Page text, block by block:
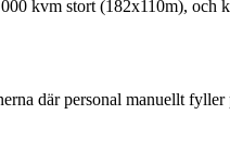
kvm stort (182x110m), och
där personal manuellt fyller